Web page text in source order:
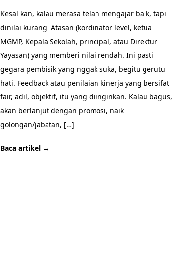
Kesal kan, kalau merasa telah mengajar baik, tapi
dinilai kurang. Atasan (kordinator level, ketua
MGMP, Kepala Sekolah, principal, atau Direktur
Yayasan) yang memberi nilai rendah. Ini pasti
gegara pembisik yang nggak suka, begitu gerutu
hati. Feedback atau penilaian kinerja yang bersifat
fair, adil, objektif, itu yang diinginkan. Kalau bagus,
akan berlanjut dengan promosi, naik
golongan/jabatan, […]
Baca artikel →